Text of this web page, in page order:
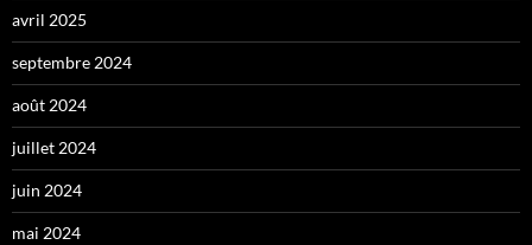
avril 2025
septembre 2024
août 2024
juillet 2024
juin 2024
mai 2024